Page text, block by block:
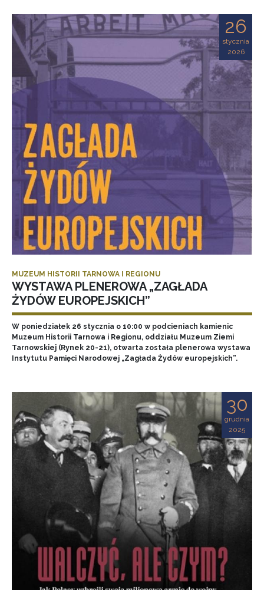
26
stycznia
2026
MUZEUM HISTORII TARNOWA I REGIONU
WYSTAWA PLENEROWA „ZAGŁADA
ŻYDÓW EUROPEJSKICH”
W poniedziałek 26 stycznia o 10:00 w podcieniach kamienic
Muzeum Historii Tarnowa i Regionu, oddziału Muzeum Ziemi
Tarnowskiej (Rynek 20-21), otwarta została plenerowa wystawa
Instytutu Pamięci Narodowej „Zagłada Żydów europejskich”.
30
grudnia
2025